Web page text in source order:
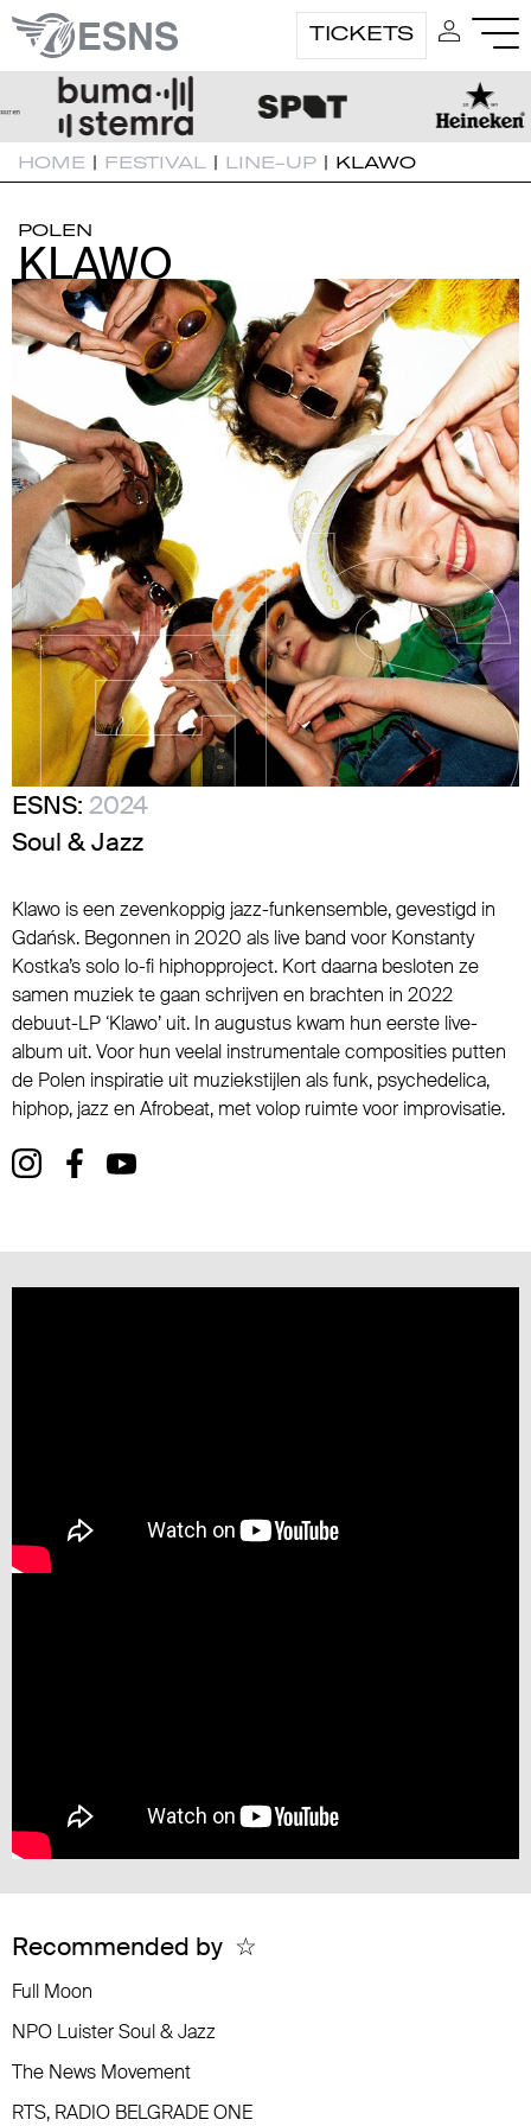
TICKETS
HOME | FESTIVAL | LINE-UP | KLAWO
POLEN
KLAWO
KLAWO
ESNS: 2024
Soul & Jazz
Klawo is een zevenkoppig jazz-funkensemble, gevestigd in
Gdańsk. Begonnen in 2020 als live band voor Konstanty
Kostka’s solo lo-fi hiphopproject. Kort daarna besloten ze
samen muziek te gaan schrijven en brachten in 2022
debuut-LP ‘Klawo’ uit. In augustus kwam hun eerste live-
album uit. Voor hun veelal instrumentale composities putten
de Polen inspiratie uit muziekstijlen als funk, psychedelica,
hiphop, jazz en Afrobeat, met volop ruimte voor improvisatie.
Recommended by ☆
Full Moon
NPO Luister Soul & Jazz
The News Movement
RTS, RADIO BELGRADE ONE